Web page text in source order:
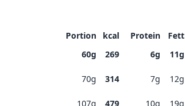
Portion kcal Protein
Fett
60g 269 6g 11g
70g 314 7g 12g
107g 479 10g 19g